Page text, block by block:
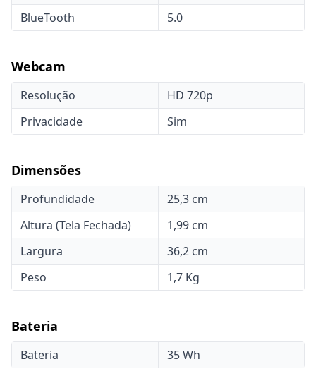
BlueTooth
5.0
Webcam
Resolução
HD 720p
Privacidade
Sim
Dimensões
Profundidade
25,3 cm
Altura (Tela Fechada)
1,99 cm
Largura
36,2 cm
Peso
1,7 Kg
Bateria
Bateria 35 Wh